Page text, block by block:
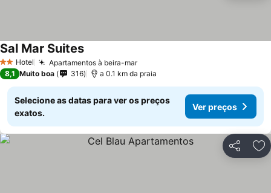
2 Estrelas
Hotel Apartamentos à beira-marVer preços
Sal Mar SuitesVer preços
8,1 Muito boa 316 a 0.1 km da praia
Selecione as datas para ver os preços
exatos.
Ver preços
Partilhar